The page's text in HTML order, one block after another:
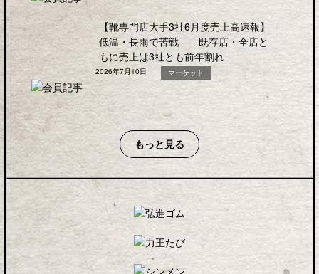
【靴専門店大手3社6月度売上高速報】
低温・長雨で苦戦――既存店・全店と
もに売上は3社とも前年割れ
2026年7月10日 マーケット
もっと見る